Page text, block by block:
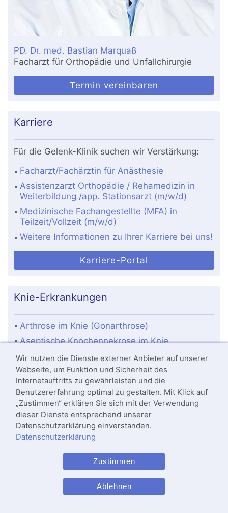
PD. Dr. med. Bastian Marquaß
Facharzt für Orthopädie und Unfallchirurgie
Termin vereinbaren
Karriere
Für die Gelenk-Klinik suchen wir Verstärkung:
Facharzt/Fachärztin für Anästhesie
Assistenzarzt Orthopädie / Rehamedizin in
Weiterbildung /app. Stationsarzt (m/w/d)
Medizinische Fachangestellte (MFA) in
Teilzeit/Vollzeit (m/w/d)
Weitere Informationen zu Ihrer Karriere bei uns!
Karriere-Portal
Knie-Erkrankungen
Arthrose im Knie (Gonarthrose)
Aseptische Knochennekrose im Knie
Beinfehlstellungen
Kniescheiben-Erkrankungen
Knieschmerzen
Kreuzbandriss
Luxation Kniescheibe
Meniskus-Verletzung
Osteochondrosis dissecans
Schleimbeutelentzündung Knie
Wir nutzen die Dienste externer Anbieter auf unserer
Webseite, um Funktion und Sicherheit des
Internetauftritts zu gewährleisten und die
Benutzererfahrung optimal zu gestalten. Mit Klick auf
„Zustimmen“ erklären Sie sich mit der Verwendung
dieser Dienste entsprechend unserer
Datenschutzerklärung einverstanden.
Datenschutzerklärung
Zustimmen
Ablehnen